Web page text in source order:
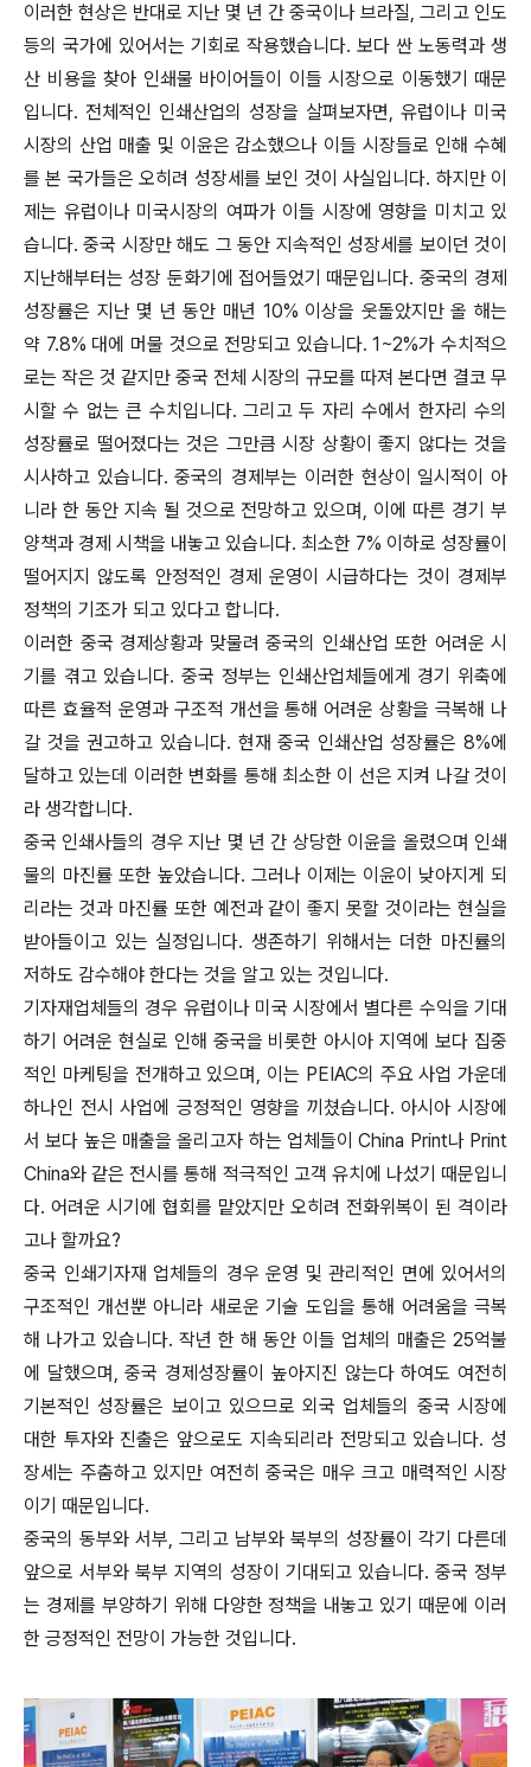
이러한 현상은 반대로 지난 몇 년 간 중국이나 브라질, 그리고 인도
등의 국가에 있어서는 기회로 작용했습니다. 보다 싼 노동력과 생
산 비용을 찾아 인쇄물 바이어들이 이들 시장으로 이동했기 때문
입니다. 전체적인 인쇄산업의 성장을 살펴보자면, 유럽이나 미국
시장의 산업 매출 및 이윤은 감소했으나 이들 시장들로 인해 수혜
를 본 국가들은 오히려 성장세를 보인 것이 사실입니다. 하지만 이
제는 유럽이나 미국시장의 여파가 이들 시장에 영향을 미치고 있
습니다. 중국 시장만 해도 그 동안 지속적인 성장세를 보이던 것이
지난해부터는 성장 둔화기에 접어들었기 때문입니다. 중국의 경제
성장률은 지난 몇 년 동안 매년 10% 이상을 웃돌았지만 올 해는
약 7.8% 대에 머물 것으로 전망되고 있습니다. 1~2%가 수치적으
로는 작은 것 같지만 중국 전체 시장의 규모를 따져 본다면 결코 무
시할 수 없는 큰 수치입니다. 그리고 두 자리 수에서 한자리 수의
성장률로 떨어졌다는 것은 그만큼 시장 상황이 좋지 않다는 것을
시사하고 있습니다. 중국의 경제부는 이러한 현상이 일시적이 아
니라 한 동안 지속 될 것으로 전망하고 있으며, 이에 따른 경기 부
양책과 경제 시책을 내놓고 있습니다. 최소한 7% 이하로 성장률이
떨어지지 않도록 안정적인 경제 운영이 시급하다는 것이 경제부
정책의 기조가 되고 있다고 합니다.
이러한 중국 경제상황과 맞물려 중국의 인쇄산업 또한 어려운 시
기를 겪고 있습니다. 중국 정부는 인쇄산업체들에게 경기 위축에
따른 효율적 운영과 구조적 개선을 통해 어려운 상황을 극복해 나
갈 것을 권고하고 있습니다. 현재 중국 인쇄산업 성장률은 8%에
달하고 있는데 이러한 변화를 통해 최소한 이 선은 지켜 나갈 것이
라 생각합니다.
중국 인쇄사들의 경우 지난 몇 년 간 상당한 이윤을 올렸으며 인쇄
물의 마진률 또한 높았습니다. 그러나 이제는 이윤이 낮아지게 되
리라는 것과 마진률 또한 예전과 같이 좋지 못할 것이라는 현실을
받아들이고 있는 실정입니다. 생존하기 위해서는 더한 마진률의
저하도 감수해야 한다는 것을 알고 있는 것입니다.
기자재업체들의 경우 유럽이나 미국 시장에서 별다른 수익을 기대
하기 어려운 현실로 인해 중국을 비롯한 아시아 지역에 보다 집중
적인 마케팅을 전개하고 있으며, 이는 PEIAC의 주요 사업 가운데
하나인 전시 사업에 긍정적인 영향을 끼쳤습니다. 아시아 시장에
서 보다 높은 매출을 올리고자 하는 업체들이 China Print나 Print
China와 같은 전시를 통해 적극적인 고객 유치에 나섰기 때문입니
다. 어려운 시기에 협회를 맡았지만 오히려 전화위복이 된 격이라
고나 할까요?
중국 인쇄기자재 업체들의 경우 운영 및 관리적인 면에 있어서의
구조적인 개선뿐 아니라 새로운 기술 도입을 통해 어려움을 극복
해 나가고 있습니다. 작년 한 해 동안 이들 업체의 매출은 25억불
에 달했으며, 중국 경제성장률이 높아지진 않는다 하여도 여전히
기본적인 성장률은 보이고 있으므로 외국 업체들의 중국 시장에
대한 투자와 진출은 앞으로도 지속되리라 전망되고 있습니다. 성
장세는 주춤하고 있지만 여전히 중국은 매우 크고 매력적인 시장
이기 때문입니다.
중국의 동부와 서부, 그리고 남부와 북부의 성장률이 각기 다른데
앞으로 서부와 북부 지역의 성장이 기대되고 있습니다. 중국 정부
는 경제를 부양하기 위해 다양한 정책을 내놓고 있기 때문에 이러
한 긍정적인 전망이 가능한 것입니다.